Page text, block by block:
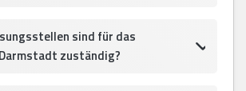
sind für das
zuständig?